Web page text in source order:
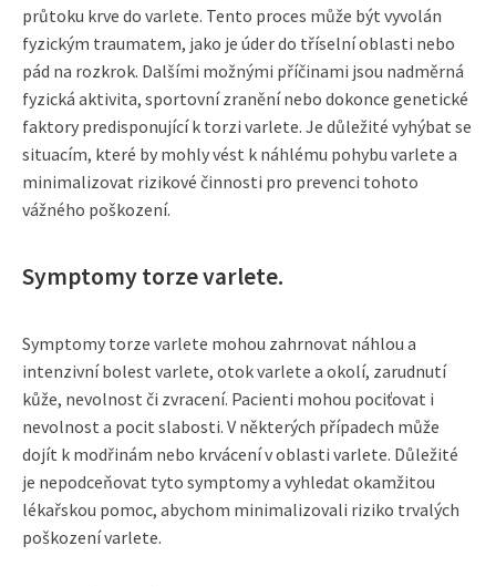
průtoku krve do varlete. Tento proces může být vyvolán
fyzickým traumatem, jako je úder do tříselní oblasti nebo
pád na rozkrok. Dalšími možnými příčinami jsou nadměrná
fyzická aktivita, sportovní zranění nebo dokonce genetické
faktory predisponující k torzi varlete. Je důležité vyhýbat se
situacím, které by mohly vést k náhlému pohybu varlete a
minimalizovat rizikové činnosti pro prevenci tohoto
vážného poškození.
Symptomy torze varlete.
Symptomy torze varlete mohou zahrnovat náhlou a
intenzivní bolest varlete, otok varlete a okolí, zarudnutí
kůže, nevolnost či zvracení. Pacienti mohou pociťovat i
nevolnost a pocit slabosti. V některých případech může
dojít k modřinám nebo krvácení v oblasti varlete. Důležité
je nepodceňovat tyto symptomy a vyhledat okamžitou
lékařskou pomoc, abychom minimalizovali riziko trvalých
poškození varlete.